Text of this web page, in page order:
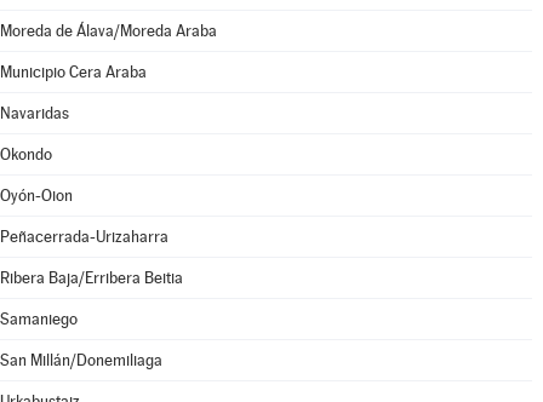
Moreda de Álava/Moreda Araba
Municipio Cera Araba
Navaridas
Okondo
Oyón-Oion
Peñacerrada-Urizaharra
Ribera Baja/Erribera Beitia
Samaniego
San Millán/Donemiliaga